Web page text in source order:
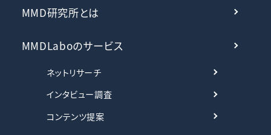
MMD研究所とは
MMDLaboのサービス
ネットリサーチ
インタビュー調査
コンテンツ提案